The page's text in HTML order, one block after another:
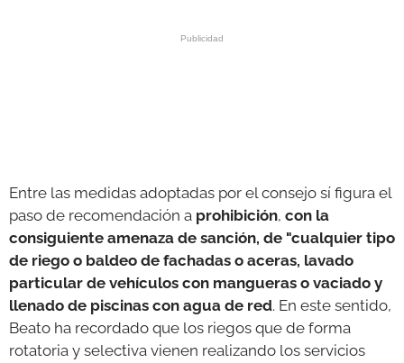
Entre las medidas adoptadas por el consejo sí figura el
paso de recomendación a prohibición, con la
consiguiente amenaza de sanción, de "cualquier tipo
de riego o baldeo de fachadas o aceras, lavado
particular de vehículos con mangueras o vaciado y
llenado de piscinas con agua de red. En este sentido,
Beato ha recordado que los riegos que de forma
rotatoria y selectiva vienen realizando los servicios